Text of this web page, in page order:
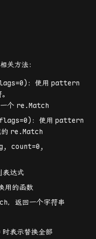
关方法：
：使用 pattern
个 re.Match
：使用 pattern
re.Match
count=0,
达式
用的函数
，返回一个字符串
时表示替换全部